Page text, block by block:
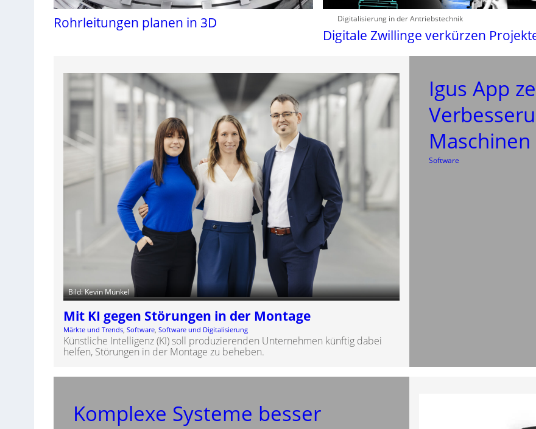
Rohrleitungen planen in 3D Digitalisierung in der Antriebstechnik
Digitale Zwillinge verkürzen
Bild: Kevin Münkel
Mit KI gegen Störungen in der Montage
Märkte und Trends, Software, Software und Digitalisierung
Künstliche Intelligenz (KI) soll produzierenden Unternehmen künftig dabei
helfen, Störungen in der Montage zu beheben.
Igus App
Maschinen
Software
Komplexe Systeme besser